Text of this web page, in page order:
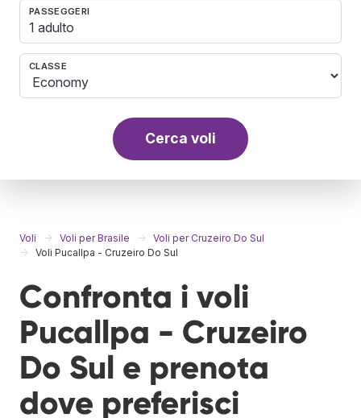
PASSEGGERI
1 adulto
CLASSE
Cerca voli
Voli Voli per Brasile
Voli per Cruzeiro Do Sul
Voli Pucallpa - Cruzeiro Do Sul
Confronta i voli
Pucallpa - Cruzeiro
Do Sul e prenota
dove preferisci